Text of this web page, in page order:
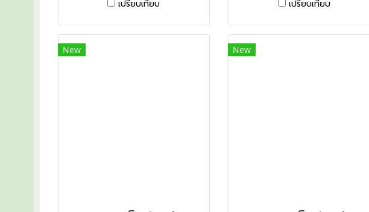
เปรียบเทียบ
เปรียบเทียบ
New New